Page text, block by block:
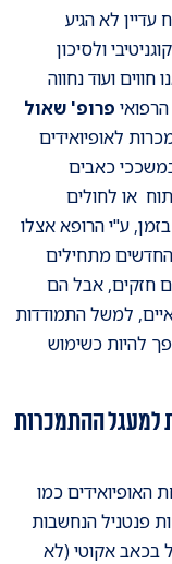
לא הגיע
ולסיכון
ועוד נחווה
פרופ' שאול
לאופיואידים
כאבים
או לחולים
ע"י הרופא אצלו
מתחילים
חזקים, אבל הם
למשל התמודדות
להיות כשימוש
למעגל ההתמכרות
האופיואידים כמו
פנטניל הנחשבות
לטיפול בכאב אקוטי (לא